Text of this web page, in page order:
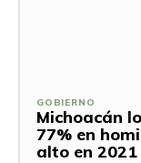
GOBIERNO
Michoacán
77% en
alto en 2021